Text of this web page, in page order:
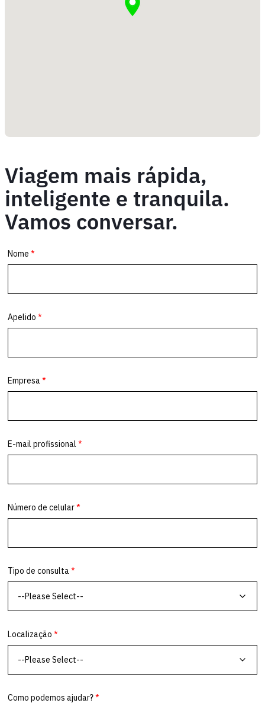
Viagem mais rápida,
inteligente e tranquila.
Vamos conversar.